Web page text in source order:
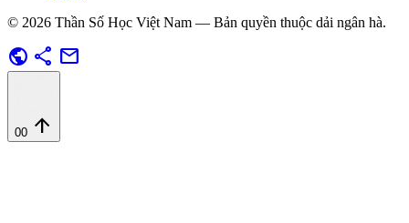
© 2026 Thần Số Học Việt Nam — Bản quyền thuộc dải ngân hà.
public share mail
00 arrow_upward